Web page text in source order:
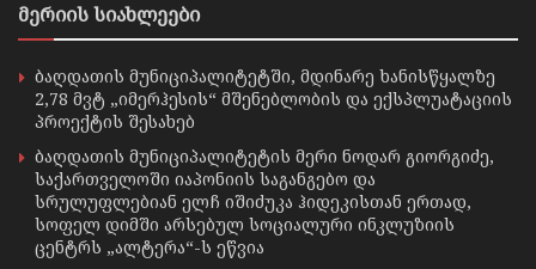
მერიის სიახლეები
ბაღდათის მუნიციპალიტეტში, მდინარე ხანისწყალზე
2,78 მვტ „იმერჰესის“ მშენებლობის და ექსპლუატაციის
პროექტის შესახებ
ბაღდათის მუნიციპალიტეტის მერი ნოდარ გიორგიძე,
საქართველოში იაპონიის საგანგებო და
სრულუფლებიან ელჩ იშიძუკა ჰიდეკისთან ერთად,
სოფელ დიმში არსებულ სოციალური ინკლუზიის
ცენტრს „ალტერა“-ს ეწვია